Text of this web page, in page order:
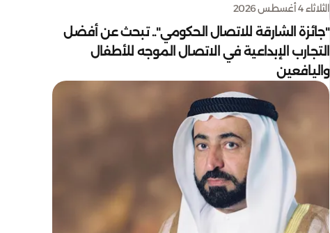
الثلاثاء 4 أغسطس 2026
"جائزة الشارقة للاتصال الحكومي".. تبحث عن أفضل
التجارب الإبداعية في الاتصال الموجه للأطفال
واليافعين